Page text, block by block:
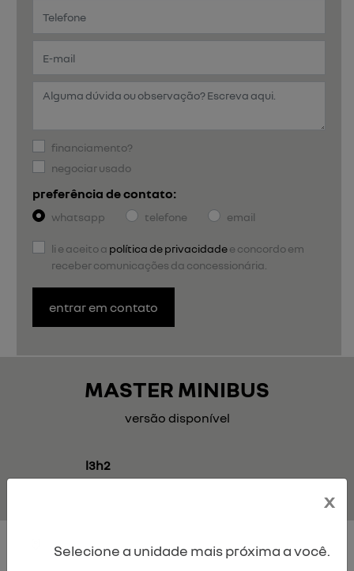
financiamento?
negociar usado
preferência de contato:
whatsapp telefone email
li e aceito a política de privacidadee concordo em
receber comunicações da concessionária.
entrar em contato
MASTER MINIBUS
versão disponível
l3h2
x
Selecione a unidade mais próxima a você.